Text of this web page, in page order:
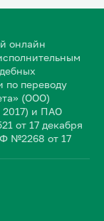
онлайн
по переводу
(ООО)
и ПАО
от 17 декабря
№2268 от 17